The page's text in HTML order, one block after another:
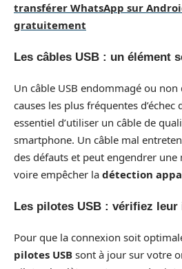
transférer WhatsApp sur
gratuitement
Les câbles USB : un élément
Un câble USB endommagé ou non
causes les plus fréquentes
essentiel d’utiliser un câble de
smartphone. Un câble mal
des défauts et peut engendrer une
voire empêcher la détection
Les pilotes USB : vérifiez
Pour que la connexion soit
pilotes USB sont à jour sur votre